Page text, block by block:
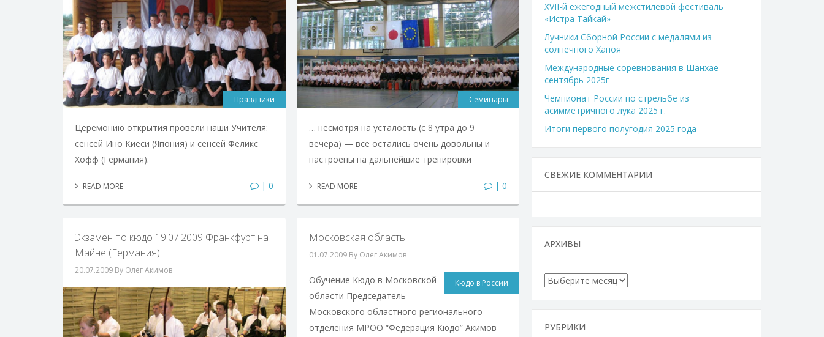
Праздники
Церемонию открытия провели наши Учителя:
сенсей Ино Киёси (Япония) и сенсей Феликс
Хофф (Германия).
READ MORE | 0
Семинары
… несмотря на усталость (с 8 утра до 9
вечера) — все остались очень довольны и
настроены на дальнейшие тренировки
READ MORE | 0
Экзамен по кюдо 19.07.2009 Франкфурт на
Майне (Германия)
20.07.2009 By Олег Акимов
Московская область
01.07.2009 By Олег Акимов
Кюдо в России
Обучение Кюдо в Московской
области Председатель
Московского областного регионального
отделения МРОО “Федерация Кюдо” Акимов
XVII-й ежегодный межстилевой фестиваль
«Истра Тайкай»
Лучники Сборной России с медалями из
солнечного Ханоя
Международные соревнования в Шанхае
сентябрь 2025г
Чемпионат России по стрельбе из
асимметричного лука 2025 г.
Итоги первого полугодия 2025 года
СВЕЖИЕ КОММЕНТАРИИ
АРХИВЫ
Архивы
РУБРИКИ